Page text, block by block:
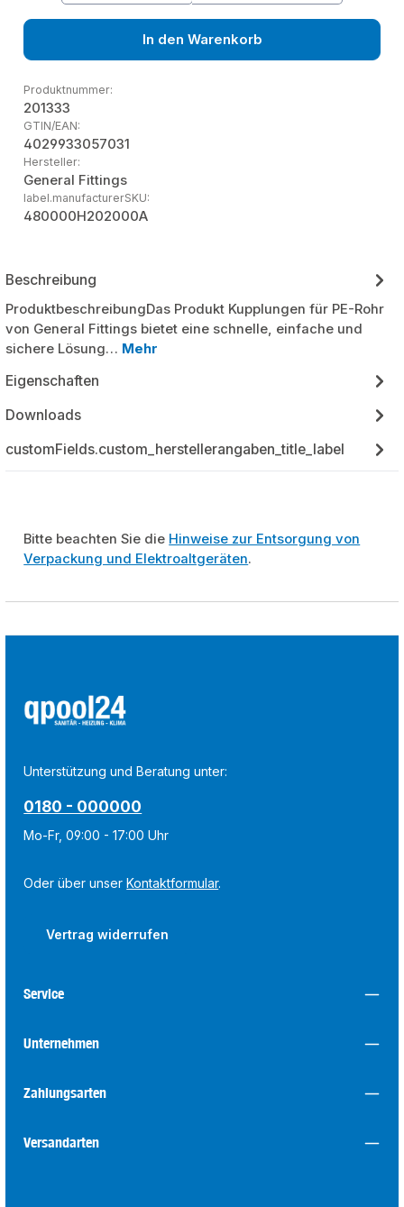
In den Warenkorb
Produktnummer:
201333
GTIN/EAN:
4029933057031
Hersteller:
General Fittings
label.manufacturerSKU:
480000H202000A
Beschreibung
ProduktbeschreibungDas Produkt Kupplungen für PE-Rohr
von General Fittings bietet eine schnelle, einfache und
sichere Lösung… Mehr
Eigenschaften
Downloads
customFields.custom_herstellerangaben_title_label
Bitte beachten Sie die Hinweise zur Entsorgung von
Verpackung und Elektroaltgeräten.
Unterstützung und Beratung unter:
0180 - 000000
Mo-Fr, 09:00 - 17:00 Uhr
Oder über unserKontaktformular.
Vertrag widerrufen
Service
Unternehmen
Zahlungsarten
Versandarten